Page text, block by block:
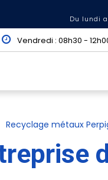
Du lundi
Vendredi : 08h30 -
Recyclage métaux